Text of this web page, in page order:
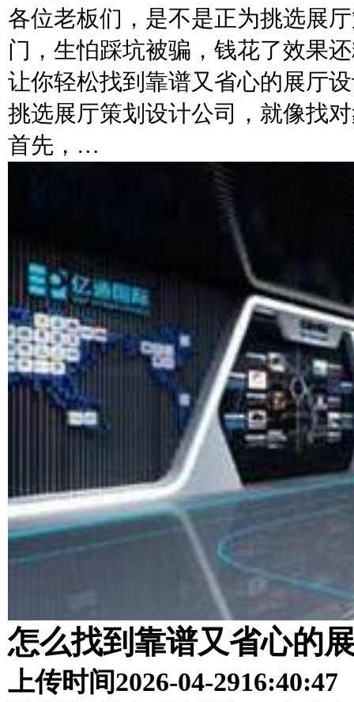
各位老板们，是不是正为挑选展
门，生怕踩坑被骗，钱花了效果
让你轻松找到靠谱又省心的展厅
挑选展厅策划设计公司，就像找
首先，…
怎么找到靠谱又省心的
上传时间2026-04-2916:40:47